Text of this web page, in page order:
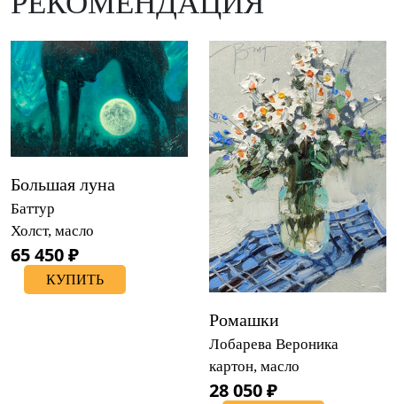
Большая луна
Баттур
Холст, масло
65 450 ₽
КУПИТЬ
Ромашки
Лобарева Вероника
картон, масло
28 050 ₽